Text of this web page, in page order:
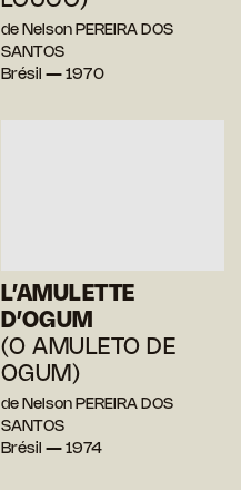
de Nelson PEREIRA DOS
SANTOS
Brésil — 1970
L’AMULETTE
D’OGUM
(O AMULETO DE
OGUM)
de Nelson PEREIRA DOS
SANTOS
Brésil — 1974